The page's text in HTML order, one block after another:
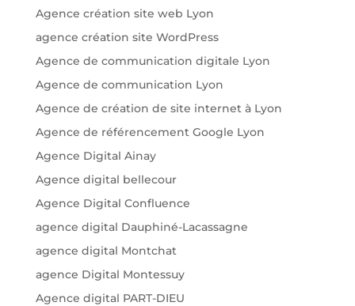
Agence création site web Lyon
agence création site WordPress
Agence de communication digitale Lyon
Agence de communication Lyon
Agence de création de site internet à Lyon
Agence de référencement Google Lyon
Agence Digital Ainay
Agence digital bellecour
Agence Digital Confluence
agence digital Dauphiné-Lacassagne
agence digital Montchat
agence Digital Montessuy
Agence digital PART-DIEU